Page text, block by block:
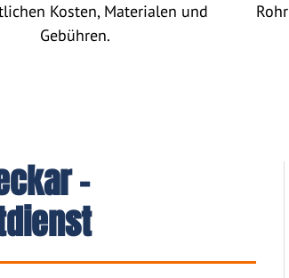
Kosten, Materialen und
Gebühren.
-